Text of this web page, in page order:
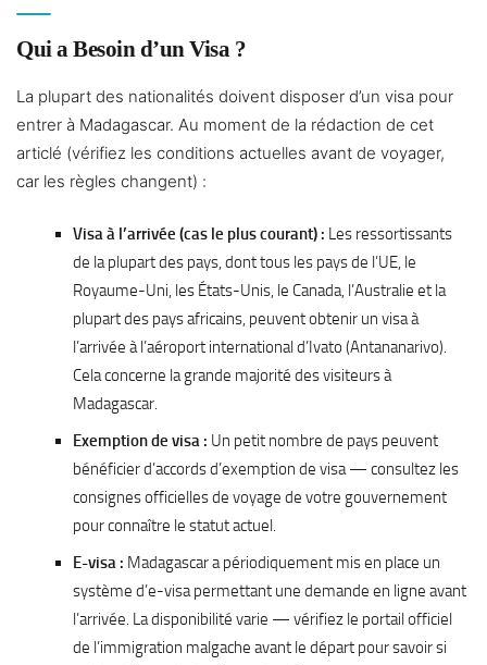
Qui a Besoin d’un Visa ?
La plupart des nationalités doivent disposer d’un visa pour
entrer à Madagascar. Au moment de la rédaction de cet
articlé (vérifiez les conditions actuelles avant de voyager,
car les règles changent) :
Visa à l’arrivée (cas le plus courant) : Les ressortissants
de la plupart des pays, dont tous les pays de l’UE, le
Royaume-Uni, les États-Unis, le Canada, l’Australie et la
plupart des pays africains, peuvent obtenir un visa à
l’arrivée à l’aéroport international d’Ivato (Antananarivo).
Cela concerne la grande majorité des visiteurs à
Madagascar.
Exemption de visa : Un petit nombre de pays peuvent
bénéficier d’accords d’exemption de visa — consultez les
consignes officielles de voyage de votre gouvernement
pour connaître le statut actuel.
E-visa : Madagascar a périodiquement mis en place un
système d’e-visa permettant une demande en ligne avant
l’arrivée. La disponibilité varie — vérifiez le portail officiel
de l’immigration malgache avant le départ pour savoir si